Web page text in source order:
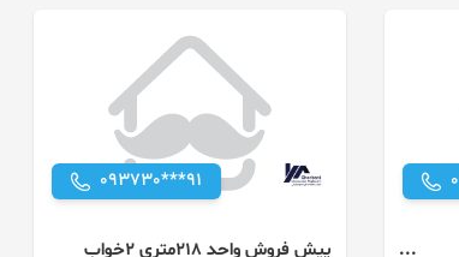
093730***91
پیش فروش واحد 218متری 2خواب